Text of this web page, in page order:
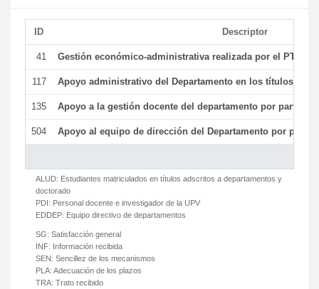
ID Descriptor
41 Gestión económico-administrativa realizada por el PTGAS
117 Apoyo administrativo del Departamento en los títulos de
135 Apoyo a la gestión docente del departamento por parte
504 Apoyo al equipo de dirección del Departamento por parte
ALUD: Estudiantes matriculados en títulos adscritos a departamentos y
doctorado
PDI: Personal docente e investigador de la UPV
EDDEP: Equipo directivo de departamentos
SG: Satisfacción general
INF: Información recibida
SEN: Sencillez de los mecanismos
PLA: Adecuación de los plazos
TRA: Trato recibido